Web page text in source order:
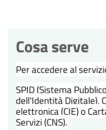
Cosa serve
Per accedere al
SPID (Sistema
dell'Identità Digitale),
elettronica (CIE) o
Servizi (CNS).